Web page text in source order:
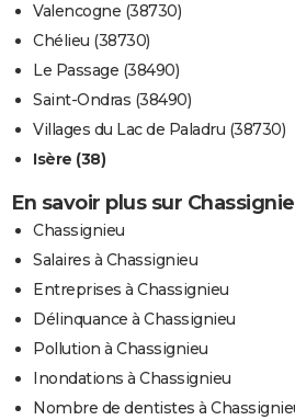
Valencogne (38730)
Chélieu (38730)
Le Passage (38490)
Saint-Ondras (38490)
Villages du Lac de Paladru (38730)
Isère (38)
En savoir plus sur
Chassignieu
Salaires à Chassignieu
Entreprises à Chassignieu
Délinquance à Chassignieu
Pollution à Chassignieu
Inondations à Chassignieu
Nombre de dentistes à